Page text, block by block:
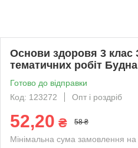
Основи здоровя 3 клас
тематичних робіт
Готово до відправки
Код: 123272
Опт і роздріб
52,20 ₴ 58 ₴
Мінімальна сума замовлення